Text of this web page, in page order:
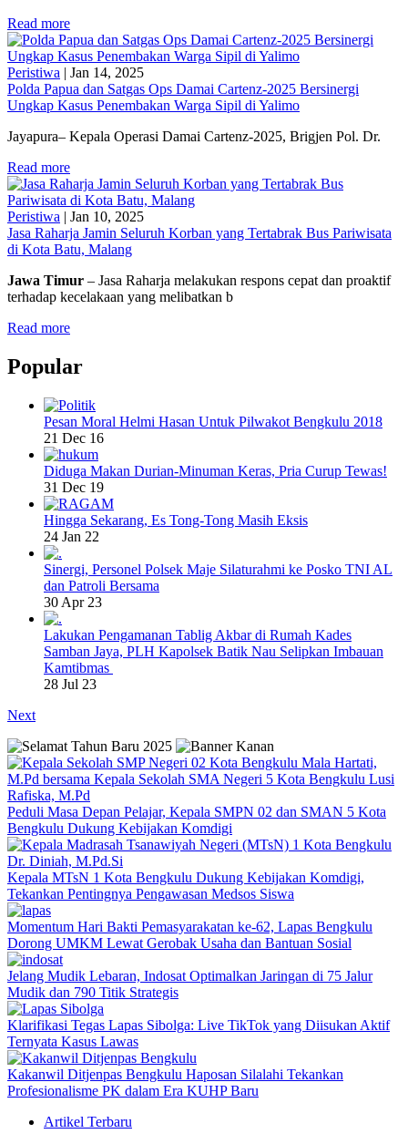
Read more
Peristiwa | Jan 14, 2025
Polda Papua dan Satgas Ops Damai Cartenz-2025 Bersinergi
Ungkap Kasus Penembakan Warga Sipil di Yalimo
Jayapura– Kepala Operasi Damai Cartenz-2025, Brigjen Pol. Dr.
Read more
Peristiwa | Jan 10, 2025
Jasa Raharja Jamin Seluruh Korban yang Tertabrak Bus Pariwisata
di Kota Batu, Malang
Jawa Timur – Jasa Raharja melakukan respons cepat dan proaktif
terhadap kecelakaan yang melibatkan b
Read more
Popular
Pesan Moral Helmi Hasan Untuk Pilwakot Bengkulu 2018
21 Dec 16
Diduga Makan Durian-Minuman Keras, Pria Curup Tewas!
31 Dec 19
Hingga Sekarang, Es Tong-Tong Masih Eksis
24 Jan 22
Sinergi, Personel Polsek Maje Silaturahmi ke Posko TNI AL
dan Patroli Bersama
30 Apr 23
Lakukan Pengamanan Tablig Akbar di Rumah Kades
Samban Jaya, PLH Kapolsek Batik Nau Selipkan Imbauan
Kamtibmas
28 Jul 23
Next
Peduli Masa Depan Pelajar, Kepala SMPN 02 dan SMAN 5 Kota
Bengkulu Dukung Kebijakan Komdigi
Kepala MTsN 1 Kota Bengkulu Dukung Kebijakan Komdigi,
Tekankan Pentingnya Pengawasan Medsos Siswa
Momentum Hari Bakti Pemasyarakatan ke-62, Lapas Bengkulu
Dorong UMKM Lewat Gerobak Usaha dan Bantuan Sosial
Jelang Mudik Lebaran, Indosat Optimalkan Jaringan di 75 Jalur
Mudik dan 790 Titik Strategis
Klarifikasi Tegas Lapas Sibolga: Live TikTok yang Diisukan Aktif
Ternyata Kasus Lawas
Kakanwil Ditjenpas Bengkulu Haposan Silalahi Tekankan
Profesionalisme PK dalam Era KUHP Baru
Artikel Terbaru